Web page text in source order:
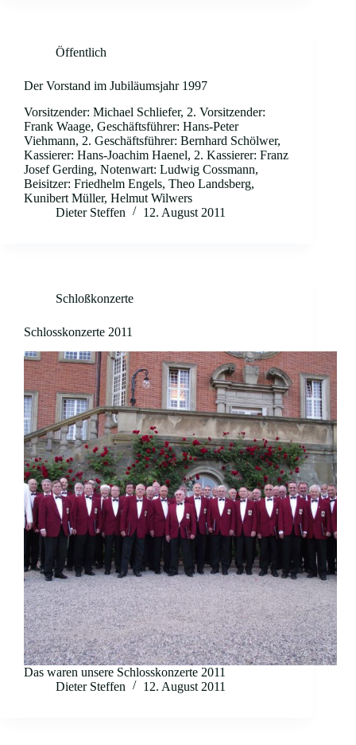
Öffentlich
Der Vorstand im Jubiläumsjahr 1997
Vorsitzender: Michael Schliefer, 2. Vorsitzender:
Frank Waage, Geschäftsführer: Hans-Peter
Viehmann, 2. Geschäftsführer: Bernhard Schölwer,
Kassierer: Hans-Joachim Haenel, 2. Kassierer: Franz
Josef Gerding, Notenwart: Ludwig Cossmann,
Beisitzer: Friedhelm Engels, Theo Landsberg,
Kunibert Müller, Helmut Wilwers
Dieter Steffen
12. August 2011
Schloßkonzerte
Schlosskonzerte 2011
Das waren unsere Schlosskonzerte 2011
Dieter Steffen
12. August 2011